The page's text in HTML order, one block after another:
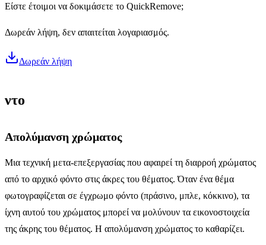
Είστε έτοιμοι να δοκιμάσετε το QuickRemove;
Δωρεάν λήψη, δεν απαιτείται λογαριασμός.
Δωρεάν λήψη
ντο
Απολύμανση χρώματος
Μια τεχνική μετα-επεξεργασίας που αφαιρεί τη διαρροή χρώματος
από το αρχικό φόντο στις άκρες του θέματος. Όταν ένα θέμα
φωτογραφίζεται σε έγχρωμο φόντο (πράσινο, μπλε, κόκκινο), τα
ίχνη αυτού του χρώματος μπορεί να μολύνουν τα εικονοστοιχεία
της άκρης του θέματος. Η απολύμανση χρώματος το καθαρίζει.